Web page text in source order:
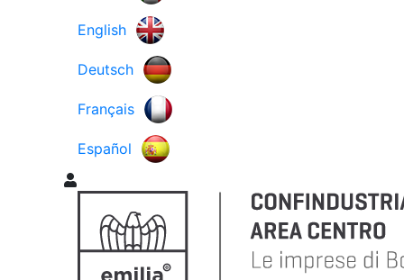
English
Deutsch
Français
Español